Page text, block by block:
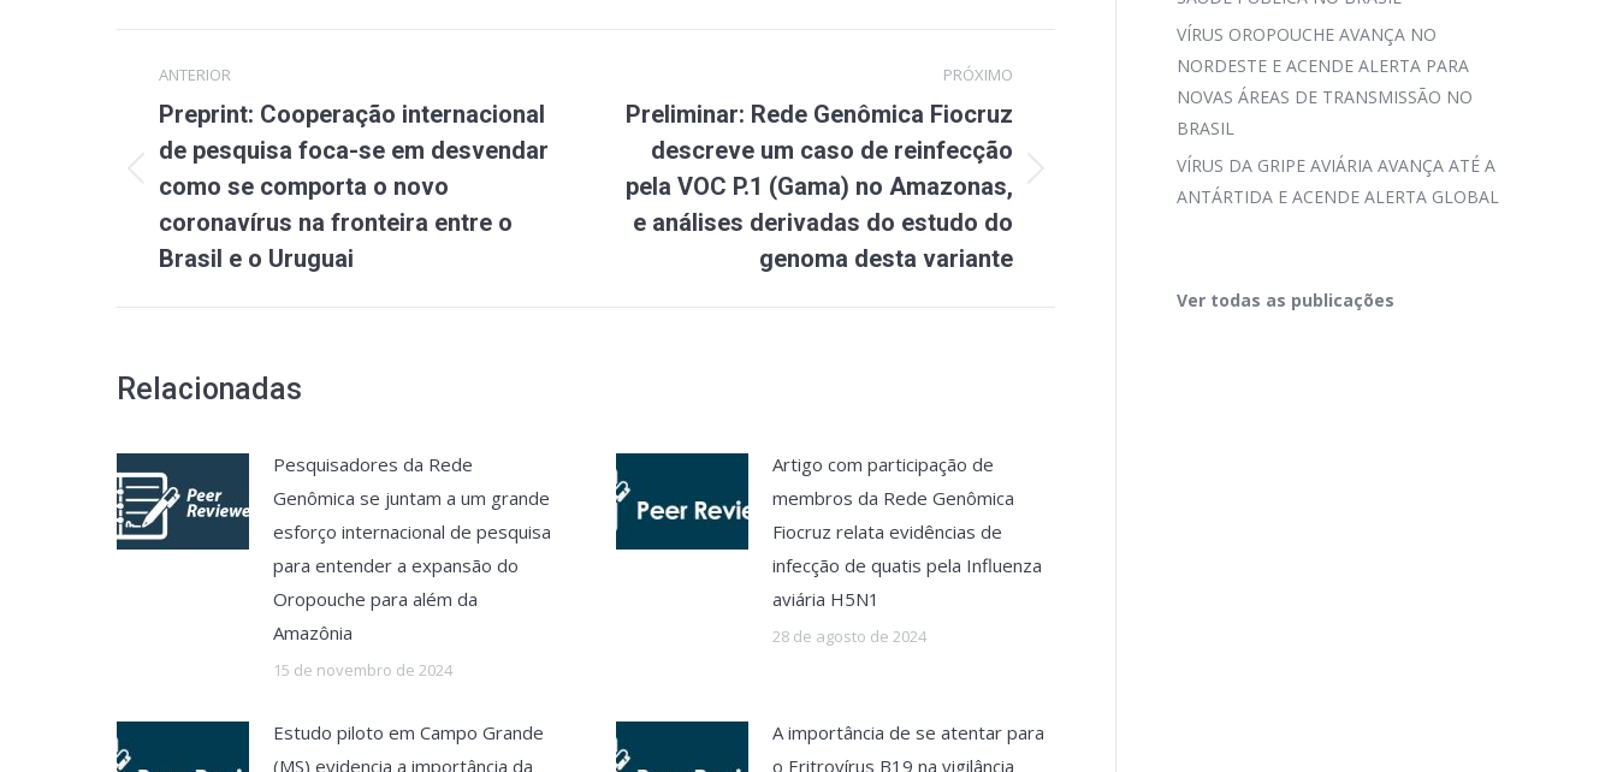
post:
ANTERIOR
Post
anterior:
Preprint: Cooperação internacional
de pesquisa foca-se em desvendar
como se comporta o novo
coronavírus na fronteira entre o
Brasil e o Uruguai
PRÓXIMO
Próximo
post:
Preliminar: Rede Genômica Fiocruz
descreve um caso de reinfecção
pela VOC P.1 (Gama) no Amazonas,
e análises derivadas do estudo do
genoma desta variante
Relacionadas
Pesquisadores da Rede
Genômica se juntam a um grande
esforço internacional de pesquisa
para entender a expansão do
Oropouche para além da
Amazônia
15 de novembro de 2024
Artigo com participação de
membros da Rede Genômica
Fiocruz relata evidências de
infecção de quatis pela Influenza
aviária H5N1
28 de agosto de 2024
Estudo piloto em Campo Grande
(MS) evidencia a importância da
A importância de se atentar para
o Eritrovírus B19 na vigilância
VÍRUS OROPOUCHE AVANÇA NO
NORDESTE E ACENDE ALERTA PARA
NOVAS ÁREAS DE TRANSMISSÃO NO
BRASIL
VÍRUS DA GRIPE AVIÁRIA AVANÇA ATÉ A
ANTÁRTIDA E ACENDE ALERTA GLOBAL
Ver todas as publicações